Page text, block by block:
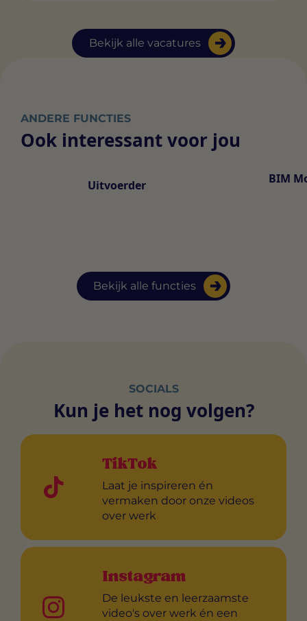
Bekijk alle vacatures
ANDERE FUNCTIES
Ook interessant voor jou
Bekijk alle functies
Uitvoerder BIM
SOCIALS
Kun je het nog volgen?
TikTok
Laat je inspireren én
vermaken door onze videos
over werk
Instagram
De leukste en leerzaamste
video's over werk én een